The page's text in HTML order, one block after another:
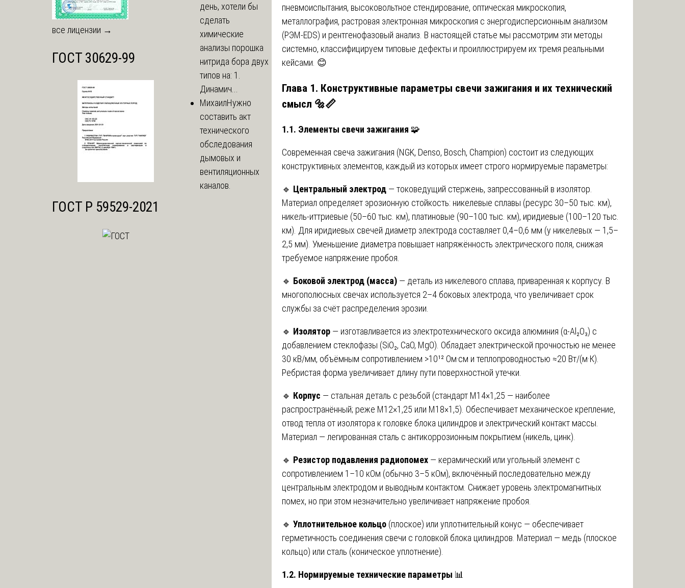
пневмоиспытания, высоковольтное стендирование, оптическая микроскопия,
металлография, растровая электронная микроскопия с энергодисперсионным анализом
(РЭМ-EDS) и рентгенофазовый анализ. В настоящей статье мы рассмотрим эти методы
системно, классифицируем типовые дефекты и проиллюстрируем их тремя реальными
кейсами. 😊
Глава 1. Конструктивные параметры свечи зажигания и их технический
смысл 🔩📏
1.1. Элементы свечи зажигания 🧩
Современная свеча зажигания (NGK, Denso, Bosch, Champion) состоит из следующих
конструктивных элементов, каждый из которых имеет строго нормируемые параметры:
🔹 Центральный электрод — токоведущий стержень, запрессованный в изолятор.
Материал определяет эрозионную стойкость: никелевые сплавы (ресурс 30–50 тыс. км),
никель-иттриевые (50–60 тыс. км), платиновые (90–100 тыс. км), иридиевые (100–120 тыс.
км). Для иридиевых свечей диаметр электрода составляет 0,4–0,6 мм (у никелевых — 1,5–
2,5 мм). Уменьшение диаметра повышает напряжённость электрического поля, снижая
требуемое напряжение пробоя.
🔹 Боковой электрод (масса) — деталь из никелевого сплава, приваренная к корпусу. В
многополюсных свечах используется 2–4 боковых электрода, что увеличивает срок
службы за счёт распределения эрозии.
🔹 Изолятор — изготавливается из электротехнического оксида алюминия (α-Al₂O₃) с
добавлением стеклофазы (SiO₂, CaO, MgO). Обладает электрической прочностью не менее
30 кВ/мм, объёмным сопротивлением >10¹² Ом·см и теплопроводностью ≈20 Вт/(м·К).
Ребристая форма увеличивает длину пути поверхностной утечки.
🔹 Корпус — стальная деталь с резьбой (стандарт M14×1,25 — наиболее
распространённый; реже M12×1,25 или M18×1,5). Обеспечивает механическое крепление,
отвод тепла от изолятора к головке блока цилиндров и электрический контакт массы.
Материал — легированная сталь с антикоррозионным покрытием (никель, цинк).
🔹 Резистор подавления радиопомех — керамический или угольный элемент с
сопротивлением 1–10 кОм (обычно 3–5 кОм), включённый последовательно между
центральным электродом и выводным контактом. Снижает уровень электромагнитных
помех, но при этом незначительно увеличивает напряжение пробоя.
🔹 Уплотнительное кольцо (плоское) или уплотнительный конус — обеспечивает
герметичность соединения свечи с головкой блока цилиндров. Материал — медь (плоское
кольцо) или сталь (коническое уплотнение).
1.2. Нормируемые технические параметры 📊
все лицензии →
ГОСТ 30629-99
ГОСТ Р 59529-2021
день, хотели бы
сделать
химические
анализы порошка
нитрида бора двух
типов на: 1.
Динамич...
МихаилНужно
составить акт
технического
обследования
дымовых и
вентиляционных
каналов.